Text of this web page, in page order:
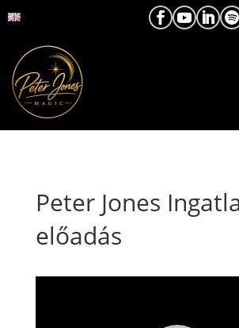
Peter Jones
előadás